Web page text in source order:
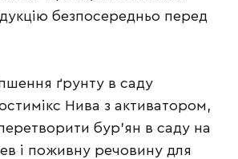
безпосередньо перед
ґрунту в саду
Нива з активатором,
бур’ян в саду на
і поживну речовину для